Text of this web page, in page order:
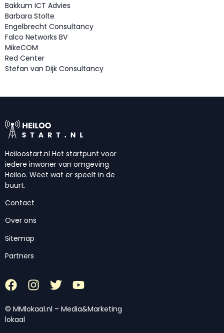
Bakkum ICT Advies
Barbara Stolte
Engelbrecht Consultancy
Falco Networks BV
MikeCOM
Red Center
Stefan van Dijk Consultancy
Heiloostart.nl Het startpunt voor
iedere inwoner van omgeving
Heiloo. Weet wat er speelt in de
buurt.
Contact
Over ons
Sitemap
Partners
© MMlokaal.nl – Media&Marketing
lokaal